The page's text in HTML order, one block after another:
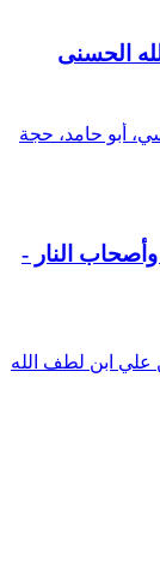
الحسنى
أبو حامد، حجة
وأصحاب النار -
ابن لطف الله